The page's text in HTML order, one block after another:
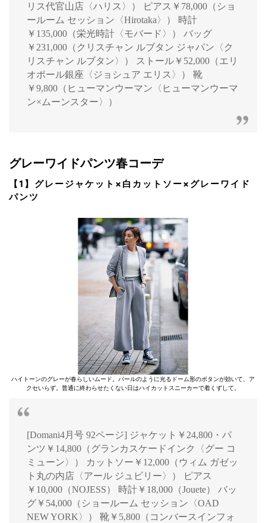
リス代官山店〈ハリス〉） ピアス￥78,000（ショ
ールーム セッション〈Hirotaka〉） 時計
￥135,000（栄光時計〈モバード〉） バッグ
￥231,000（クリスチャン ルブタン ジャパン〈ク
リスチャン ルブタン〉） ストール￥52,000（エリ
オポール銀座〈ジョシュア エリス〉） 靴
￥9,800（ヒューマンウーマン〈ヒューマンウーマ
ン×ムーンスター〉）
グレーワイドパンツ春コーデ
【1】グレージャケット×白カットソー×グレーワイド
パンツ
ハイトーンのグレーが春らしいムード。パールのように光るドーム形のボタンが効いて、ア
クセいらず。普通に終わらせたくない日はハイカットスニーカーで着くずして。
[Domani4月号 92ページ] ジャケット￥24,800・パ
ンツ￥14,800（グランカスケードインク〈グー コ
ミューン〉） カットソー￥12,000（ウィム ガゼッ
ト丸の内店〈アール ジュビリー〉） ピアス
￥10,000（NOJESS） 時計￥18,000（Jouete） バッ
グ￥54,000（ショールーム セッション〈OAD
NEW YORK〉） 靴￥5,800（コンバースインフォ